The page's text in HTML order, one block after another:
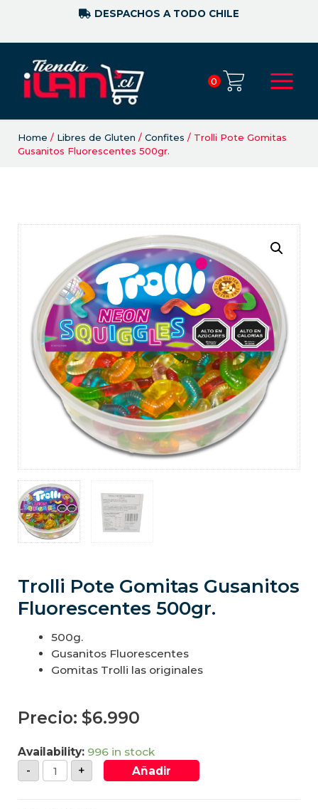
DESPACHOS A TODO CHILE
0
Home / Libres de Gluten / Confites / Trolli Pote Gomitas
Gusanitos Fluorescentes 500gr.
Trolli Pote Gomitas Gusanitos
Fluorescentes 500gr.
500g.
Gusanitos Fluorescentes
Gomitas Trolli las originales
Precio: $6.990
Availability: 996 in stock
-
+ Añadir